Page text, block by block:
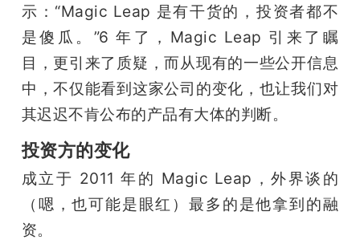
心
GAIR
专
示：“Magic Leap 是有干货的，投资者都不
是傻瓜。”6 年了，Magic Leap 引来了瞩
目，更引来了质疑，而从现有的一些公开信息
中，不仅能看到这家公司的变化，也让我们对
其迟迟不肯公布的产品有大体的判断。
投资方的变化
成立于 2011 年的 Magic Leap，外界谈的
（嗯，也可能是眼红）最多的是他拿到的融
资。